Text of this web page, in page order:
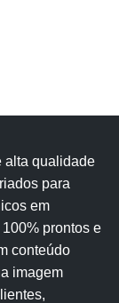
alta qualidade
para
em
prontos e
conteúdo
imagem